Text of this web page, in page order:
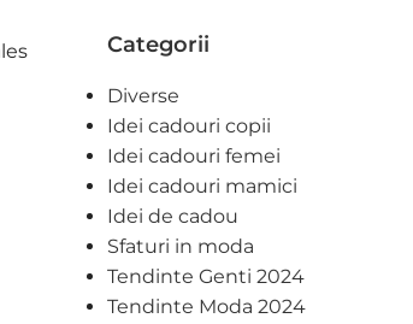
Categorii
Diverse
Idei cadouri copii
Idei cadouri femei
Idei cadouri mamici
Idei de cadou
Sfaturi in moda
Tendinte Genti 2024
Tendinte Moda 2024